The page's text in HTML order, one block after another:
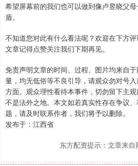
希望屏幕前的我们也可以做到像卢昱晓父
盾。
不知道您对此有什么看法呢？欢迎在下方
文章记得点赞关注我们下期再见。
免责声明文章的时间、过程、图片均来自
量，均无低俗等不良引导，请观众勿对号
方面。观众理性看待本事件，切勿留下主
不是法外之地。本文如若真实性存在争议
题，请及时联系作者，我们将予以删除。
发布于：江西省
东方配资提示：文章来自